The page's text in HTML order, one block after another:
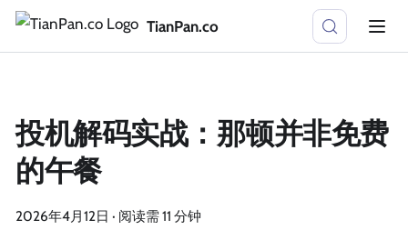
TianPan.co
投机解码实战：那顿并非免费
的午餐
2026年4月12日 · 阅读需 11 分钟